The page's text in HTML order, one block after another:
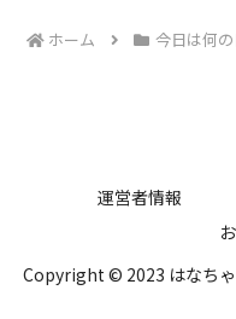
ホーム 今日は何の
運営者情報
Copyright © 2023 はなち